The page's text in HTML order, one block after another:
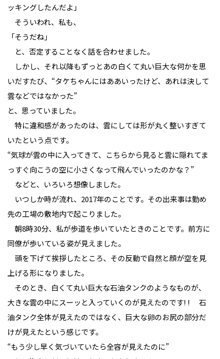
ッキングしたんだよ」
そういわれ、私も、
「そうだね」
と、否定することなく話を合わせました。
しかし、それ以降もずっとあの白くて丸い巨大な何かを思
いだすたび、“タケちゃんにはああいったけど、あれは決して
雲などではなかった”
と、思っていました。
特に違和感があったのは、雲にしては形が丸く整いすぎて
いたという点です。
“気球が雲の中に入ってきて、こちらから見ると雲に隠れてま
っすぐ向こうの空に小さくなって飛んでいったのかな？”
などと、いろいろ想像しました。
いつしか時が流れ、2017年のことです。その出来事は勤め
先の工場の敷地内で起こりました。
朝8時30分、私が歩道を歩いていたときのことです。前方に
同僚が歩いている姿が見えました。
頭を下げて挨拶したところ、その反動で自然と顔が空を見
上げる形になりました。
そのとき、白くて丸い巨大な石油タンクのようなものが、
大きな雲の中にスーッと入っていくのが見えたのです! ! 石
油タンク全体が見えたのではなく、巨大な卵のお尻の部分だ
けが見えたという感じです。
“もう少し早く気づいていたら全容が見えたのに”